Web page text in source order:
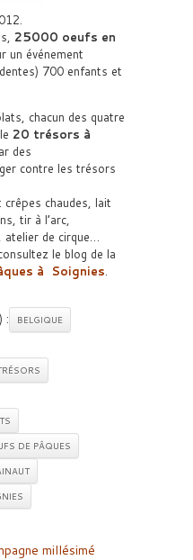
25000 oeufs en
un événement
700 enfants et
chacun des quatre
20 trésors à
des
contre les trésors
crêpes chaudes, lait
tir à l’arc,
atelier de cirque…
le blog de la
à Soignies.
:
BELGIQUE
DE PÂQUES
millésimé